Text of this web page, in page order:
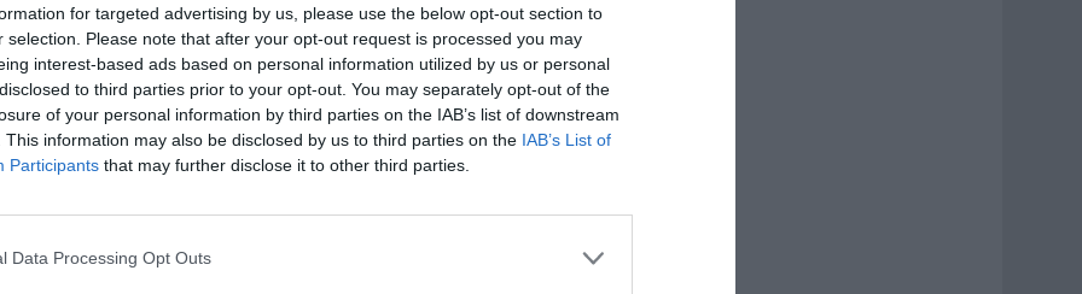
for targeted advertising by us, please use the below opt-out section to
selection. Please note that after your opt-out request is processed you may
interest-based ads based on personal information utilized by us or personal
to third parties prior to your opt-out. You may separately opt-out of the
of your personal information by third parties on the IAB’s list of downstream
This information may also be disclosed by us to third parties on the IAB’s List of
Participants that may further disclose it to other third parties.
Data Processing Opt Outs
25 de ani, și-a pierdut viața în timpul
loc pe 22 august, dar vestea s-a
către carabinieri a imaginilor
a avut loc tragicul eveniment, scrie